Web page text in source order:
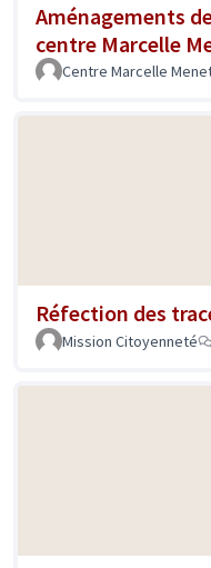
Aménagements
centre Marcelle
Centre Marcelle
Réfection des
Mission Citoyenneté